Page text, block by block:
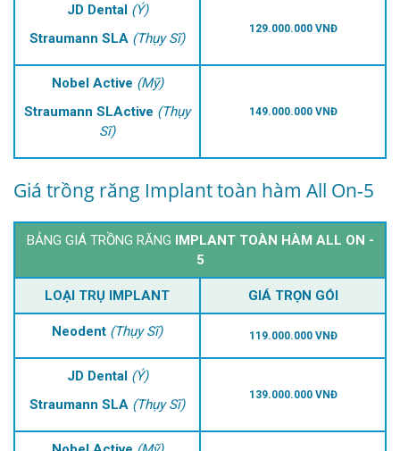
JD Dental(Ý)
Straumann SLA (Thụy Sĩ)
129.000.000 VNĐ
Nobel Active (Mỹ)
Straumann SLActive (Thụy
Sĩ)
149.000.000 VNĐ
Giá trồng răng Implant toàn hàm All On-5
BẢNG GIÁ TRỒNG RĂNG IMPLANT TOÀN HÀM ALL ON -
5
LOẠI TRỤ IMPLANT GIÁ TRỌN GÓI
Neodent (Thụy Sĩ) 119.000.000 VNĐ
JD Dental(Ý)
Straumann SLA (Thụy Sĩ)
139.000.000 VNĐ